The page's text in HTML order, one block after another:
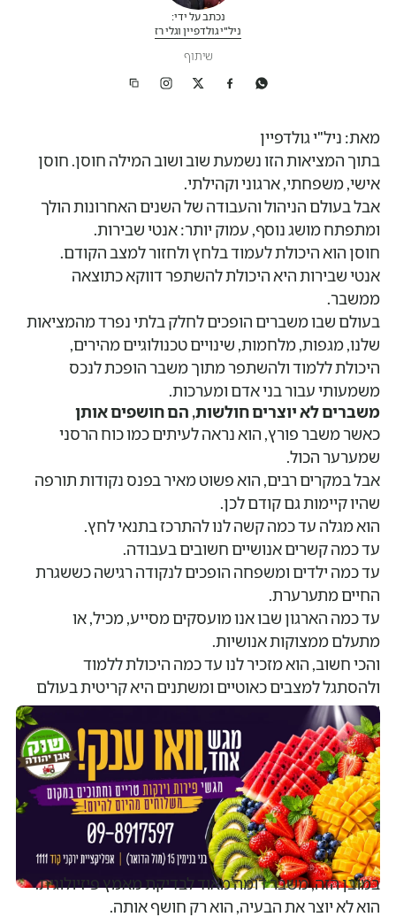
נכתב על ידי:
ניל"י גולדפיין וגלי רז
שיתוף
מאת: ניל"י גולדפיין
בתוך המציאות הזו נשמעת שוב ושוב המילה חוסן. חוסן
אישי, משפחתי, ארגוני וקהילתי.
אבל בעולם הניהול והעבודה של השנים האחרונות הולך
ומתפתח מושג נוסף, עמוק יותר: אנטי שבירות.
חוסן הוא היכולת לעמוד בלחץ ולחזור למצב הקודם.
אנטי שבירות היא היכולת להשתפר דווקא כתוצאה
ממשבר.
בעולם שבו משברים הופכים לחלק בלתי נפרד מהמציאות
שלנו, מגפות, מלחמות, שינויים טכנולוגיים מהירים,
היכולת ללמוד ולהשתפר מתוך משבר הופכת לנכס
משמעותי עבור בני אדם ומערכות.
משברים לא יוצרים חולשות, הם חושפים אותן
כאשר משבר פורץ, הוא נראה לעיתים כמו כוח הרסני
שמערער הכול.
אבל במקרים רבים, הוא פשוט מאיר בפנס נקודות תורפה
שהיו קיימות גם קודם לכן.
הוא מגלה עד כמה קשה לנו להתרכז בתנאי לחץ.
עד כמה קשרים אנושיים חשובים בעבודה.
עד כמה ילדים ומשפחה הופכים לנקודה רגישה כששגרת
החיים מתערערת.
עד כמה הארגון שבו אנו מועסקים מסייע, מכיל, או
מתעלם ממצוקות אנושיות.
והכי חשוב, הוא מזכיר לנו עד כמה היכולת ללמוד
ולהסתגל למצבים כאוטיים ומשתנים היא קריטית בעולם
שיצא מזמן מאיזון.
במובן הזה, משבר דומה מאוד לבדיקת מאמץ פיזיולוגית.
הוא לא יוצר את הבעיה, הוא רק חושף אותה.